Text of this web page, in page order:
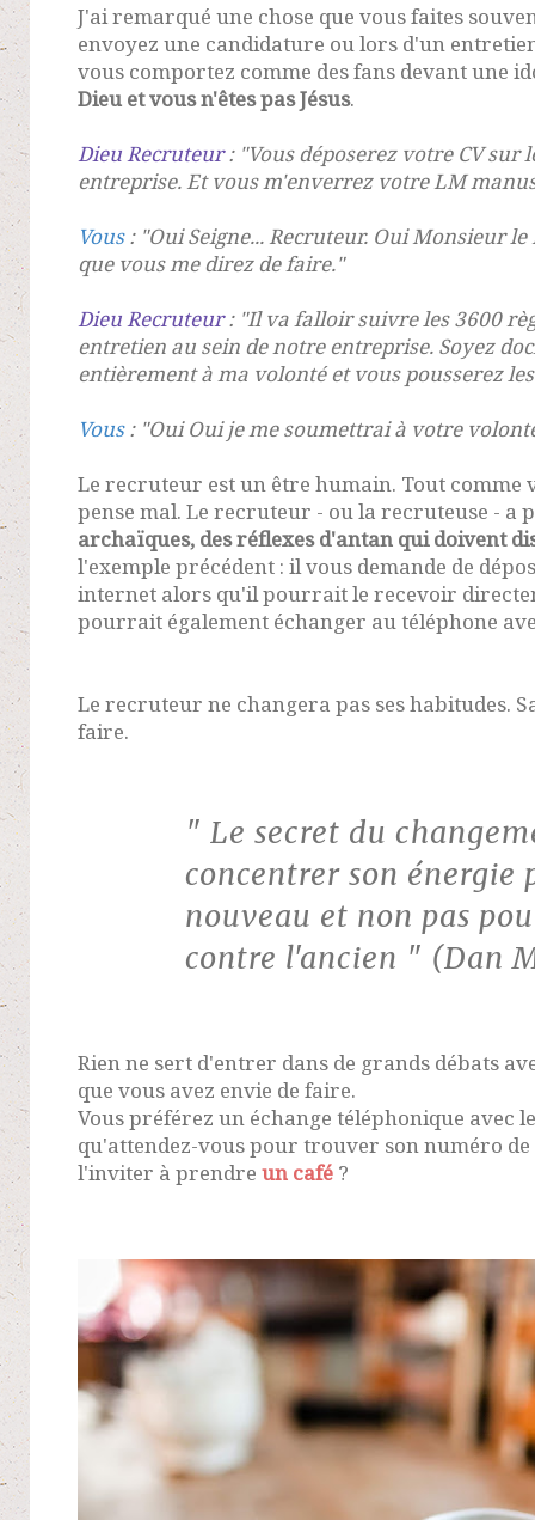
J'ai remarqué une chose que vous faites
envoyez une candidature ou lors d'un
vous comportez comme des fans devant une
Dieu et vous n'êtes pas Jésus.
Dieu Recruteur: "Vous déposerez votre CV sur
entreprise. Et vous m'enverrez votre LM
Vous: "Oui Seigne... Recruteur. Oui Monsieur
que vous me direz de faire."
Dieu Recruteur: "Il va falloir suivre les 3600
entretien au sein de notre entreprise. Soyez
entièrement à ma volonté et vous pousserez
Vous: "Oui Oui je me soumettrai à votre
Le recruteur est un être humain. Tout comme
pense mal. Le recruteur - ou la recruteuse - a
archaïques, des réflexes d'antan qui doivent
l'exemple précédent : il vous demande de
internet alors qu'il pourrait le recevoir
pourrait également échanger au téléphone
Le recruteur ne changera pas ses habitudes.
faire.
" Le secret du
concentrer son énergie
nouveau et non pas
contre l'ancien " (Dan
Rien ne sert d'entrer dans de grands débats
que vous avez envie de faire.
Vous préférez un échange téléphonique avec
qu'attendez-vous pour trouver son numéro de
l'inviter à prendre un café ?